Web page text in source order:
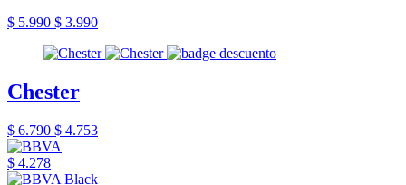
$ 5.990 $ 3.990
Chester
$ 6.790 $ 4.753
$ 4.278